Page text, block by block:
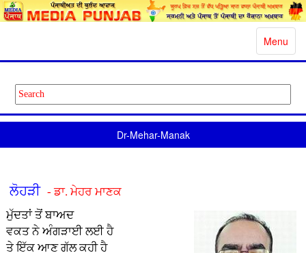
Toggle
Menu
Dr-Mehar-Manak
ਲੋਹੜੀ - ਡਾ. ਮੇਹਰ ਮਾਣਕ
ਮੁੱਦਤਾਂ ਤੋਂ ਬਾਅਦ
ਵਕਤ ਨੇ ਅੰਗੜਾਈ ਲਈ ਹੈ
ਤੇ ਇੱਕ ਆਣ ਗੱਲ ਕਹੀ ਹੈ